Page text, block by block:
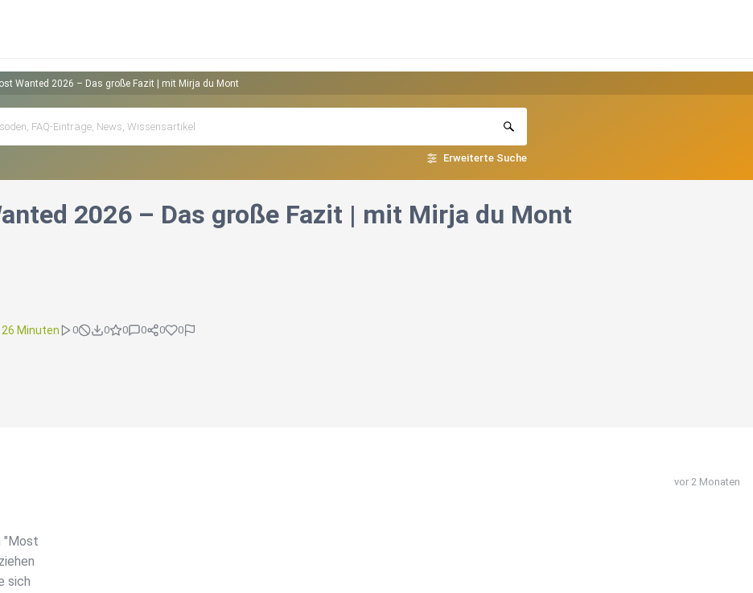
Wanted 2026 – Das große Fazit | mit Mirja du Mont
Erweiterte Suche
2026 – Das große Fazit | mit Mirja du Mont
Minuten 0 0 0 0 0 0
vor 2 Monaten
"Most
sich